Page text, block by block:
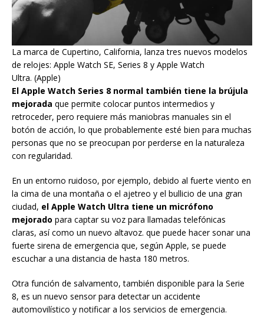
La marca de Cupertino, California, lanza tres nuevos modelos
de relojes: Apple Watch SE, Series 8 y Apple Watch
Ultra. (Apple)
El Apple Watch Series 8 normal también tiene la brújula
mejorada que permite colocar puntos intermedios y
retroceder, pero requiere más maniobras manuales sin el
botón de acción, lo que probablemente esté bien para muchas
personas que no se preocupan por perderse en la naturaleza
con regularidad.
En un entorno ruidoso, por ejemplo, debido al fuerte viento en
la cima de una montaña o el ajetreo y el bullicio de una gran
ciudad, el Apple Watch Ultra tiene un micrófono
mejorado para captar su voz para llamadas telefónicas
claras, así como un nuevo altavoz. que puede hacer sonar una
fuerte sirena de emergencia que, según Apple, se puede
escuchar a una distancia de hasta 180 metros.
Otra función de salvamento, también disponible para la Serie
8, es un nuevo sensor para detectar un accidente
automovilístico y notificar a los servicios de emergencia.